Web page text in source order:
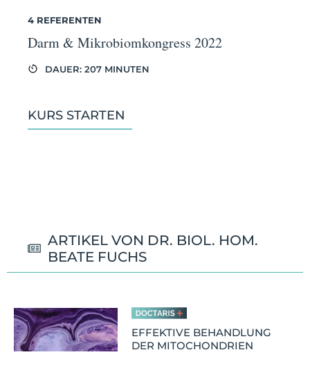
4 REFERENTEN
Darm & Mikrobiomkongress 2022
DAUER: 207 MINUTEN
KURS STARTEN
ARTIKEL VON DR. BIOL. HOM.
BEATE FUCHS
EFFEKTIVE BEHANDLUNG
DER MITOCHONDRIEN